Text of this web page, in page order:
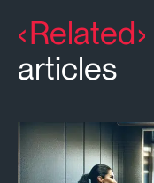
Related
articles